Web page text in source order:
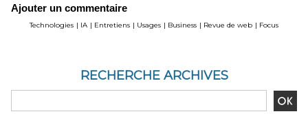
pour les juristes ?
Ajouter un commentaire
Technologies | IA | Entretiens | Usages | Business | Revue de web | Focus
RECHERCHE ARCHIVES